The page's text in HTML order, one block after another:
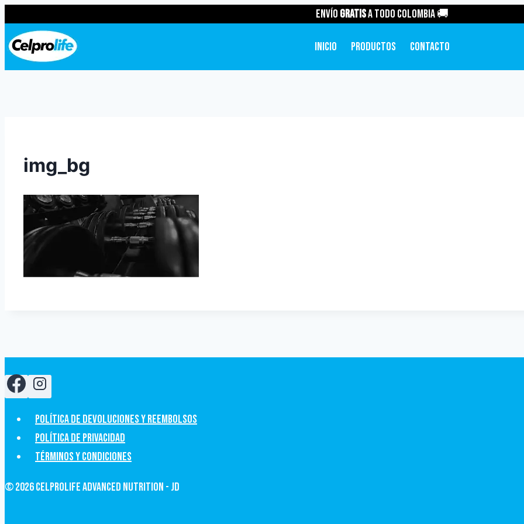
contenido
Envío GRATISa todo Colombia 🚚
Inicio Productos Contacto
img_bg
Política de devoluciones y Reembolsos
Política de privacidad
Términos y condiciones
© 2026 CelProLife Advanced Nutrition - JD